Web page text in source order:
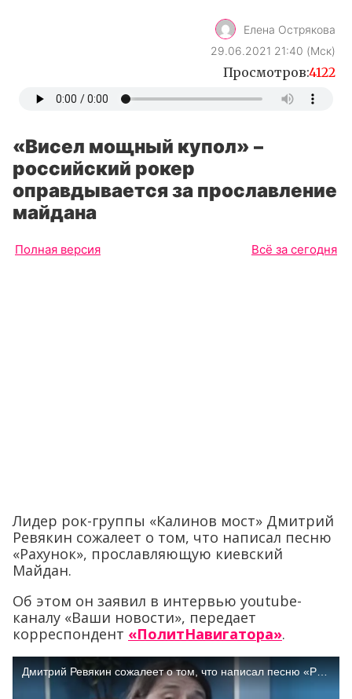
Елена Острякова
29.06.2021 21:40 (Мск)
Просмотров:4122
«Висел мощный купол» –
российский рокер
оправдывается за прославление
майдана
Полная версия Всё за сегодня
Лидер рок-группы «Калинов мост» Дмитрий
Ревякин сожалеет о том, что написал песню
«Рахунок», прославляющую киевский
Майдан.
Об этом он заявил в интервью youtube-
каналу «Ваши новости», передает
корреспондент «ПолитНавигатора».